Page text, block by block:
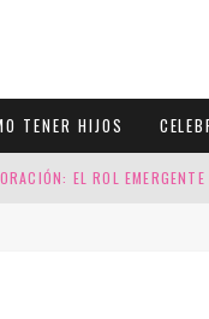
TENER HIJOS
EL ROL